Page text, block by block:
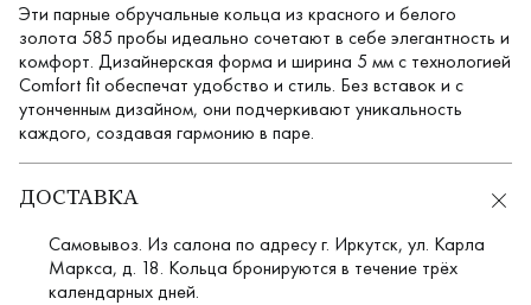
Эти парные обручальные кольца из красного и белого
золота 585 пробы идеально сочетают в себе элегантность и
комфорт. Дизайнерская форма и ширина 5 мм с технологией
Comfort fit обеспечат удобство и стиль. Без вставок и с
утонченным дизайном, они подчеркивают уникальность
каждого, создавая гармонию в паре.
ДОСТАВКА
Самовывоз. Из салона по адресу г. Иркутск, ул. Карла
Маркса, д. 18. Кольца бронируются в течение трёх
календарных дней.